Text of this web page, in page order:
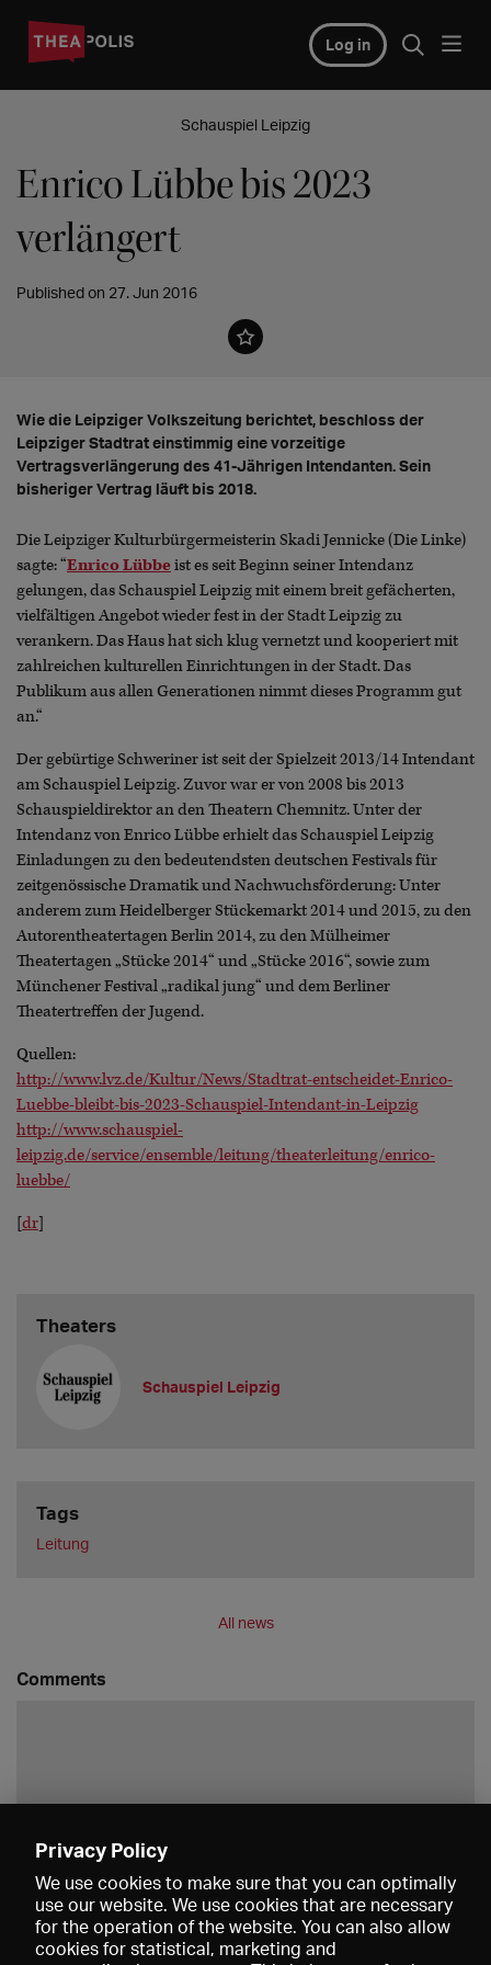
Log in
Schauspiel Leipzig
Enrico Lübbe bis 2023
verlängert
Published on 27. Jun 2016
Wie die Leipziger Volkszeitung berichtet, beschloss der
Leipziger Stadtrat einstimmig eine vorzeitige
Vertragsverlängerung des 41-Jährigen Intendanten. Sein
bisheriger Vertrag läuft bis 2018.
Die Leipziger Kulturbürgermeisterin Skadi Jennicke (Die Linke)
sagte: “Enrico Lübbeist es seit Beginn seiner Intendanz
gelungen, das Schauspiel Leipzig mit einem breit gefächerten,
vielfältigen Angebot wieder fest in der Stadt Leipzig zu
verankern. Das Haus hat sich klug vernetzt und kooperiert mit
zahlreichen kulturellen Einrichtungen in der Stadt. Das
Publikum aus allen Generationen nimmt dieses Programm gut
an.“
Der gebürtige Schweriner ist seit der Spielzeit 2013/14 Intendant
am Schauspiel Leipzig. Zuvor war er von 2008 bis 2013
Schauspieldirektor an den Theatern Chemnitz. Unter der
Intendanz von Enrico Lübbe erhielt das Schauspiel Leipzig
Einladungen zu den bedeutendsten deutschen Festivals für
zeitgenössische Dramatik und Nachwuchsförderung: Unter
anderem zum Heidelberger Stückemarkt 2014 und 2015, zu den
Autorentheatertagen Berlin 2014, zu den Mülheimer
Theatertagen „Stücke 2014“ und „Stücke 2016“, sowie zum
Münchener Festival „radikal jung“ und dem Berliner
Theatertreffen der Jugend.
Quellen:
http://www.lvz.de/Kultur/News/Stadtrat-entscheidet-Enrico-
Luebbe-bleibt-bis-2023-Schauspiel-Intendant-in-Leipzig
http://www.schauspiel-
leipzig.de/service/ensemble/leitung/theaterleitung/enrico-
luebbe/
[dr]
Theaters
Schauspiel Leipzig
Tags
Leitung
All news
Comments
Privacy Policy
We use cookies to make sure that you can optimally
use our website. We use cookies that are necessary
for the operation of the website. You can also allow
cookies for statistical, marketing and